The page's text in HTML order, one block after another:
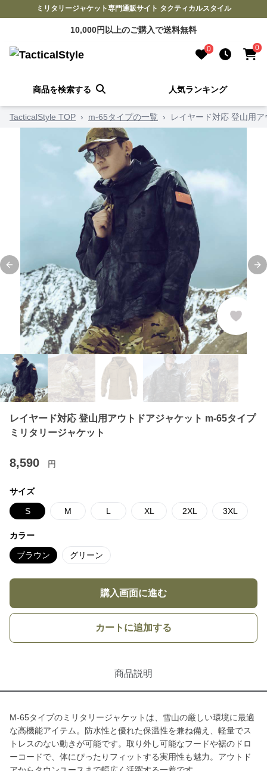
ミリタリージャケット専門通販サイト タクティカルスタイル
10,000円以上のご購入で送料無料
0 0
商品を検索する 人気ランキング
TacticalStyle TOP › m-65タイプの一覧 › レイヤード対応 登山用
Previous slide
レイヤード対応 登山用アウトドアジャケット m-65タイプ
ミリタリージャケット
8,590 円
サイズ
S M L XL 2XL 3XL
カラー
ブラウン グリーン
購入画面に進む
カートに追加する
商品説明
M-65タイプのミリタリージャケットは、雪山の厳しい環境に最適
な高機能アイテム。防水性と優れた保温性を兼ね備え、軽量でス
トレスのない動きが可能です。取り外し可能なフードや裾のドロ
ーコードで、体にぴったりフィットする実用性も魅力。アウトド